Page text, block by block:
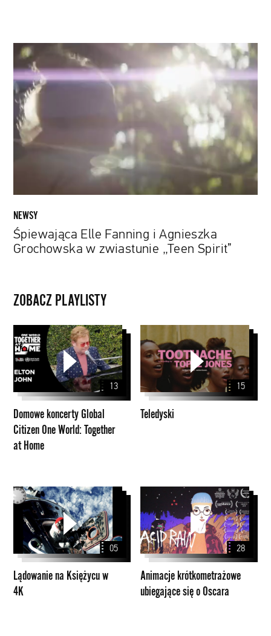
Śpiewająca
Fanning
Agnieszka
Grochowska
NEWSY
Śpiewająca Elle Fanning i Agnieszka
Grochowska w zwiastunie „Teen Spirit”
ZOBACZ PLAYLISTY
Domowe
koncerty
Global
Citizen
World:
Together
at
Home
13
Domowe koncerty Global
Citizen One World: Together
at Home
15
Teledyski
Lądowanie
Księżycu
05
Lądowanie na Księżycu w
4K
Animacje
krótkometrażowe
ubiegające
się
o
28
Animacje krótkometrażowe
ubiegające się o Oscara